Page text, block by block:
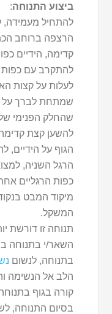
ביצוע התנוחה:
להתחיל מעמידה,
הרצפה ברוחב
קדימה, הידיים
להתקרב עם כפות
לעלות על קצות
שמתחת לברך על
שהחלק הפנימי
להשען קצת
הגוף על הידיים,
הרגל השניה,
כפות הרגליים
מיקוד המבט
המשקל.
תנוחה זו דורשת
השאר/י בתנוחה
בתנוחה, לנשום
הלב אל הנשימה
קורה בגוף
בסיום התנוחה,